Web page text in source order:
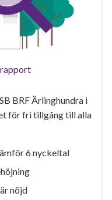
BRF Ärlinghundra i
för fri tillgång till alla
6 nyckeltal
nöjd